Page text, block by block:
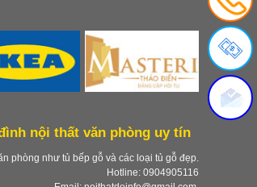
nội thất văn phòng uy tín
phòng như tủ bếp gỗ và các loại tủ gỗ đẹp.
Hotline: 0904905116